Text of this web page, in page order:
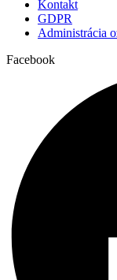
Kontakt
GDPR
Administrácia
Facebook